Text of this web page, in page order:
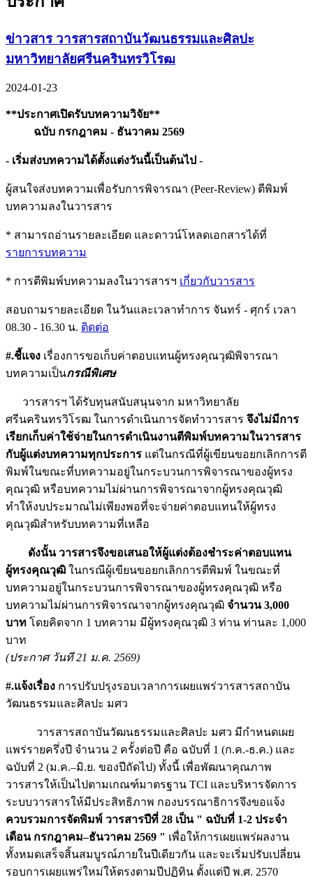
ข่าวสาร วารสารสถาบันวัฒนธรรมและศิลปะ
มหาวิทยาลัยศรีนครินทรวิโรฒ
2024-01-23
**ประกาศเปิดรับบทความวิจัย**
ฉบับ กรกฎาคม - ธันวาคม 2569
- เริ่มส่งบทความได้ตั้งแต่งวันนี้เป็นต้นไป -
ผู้สนใจส่งบทความเพื่อรับการพิจารณา (Peer-Review) ตีพิมพ์
บทความลงในวารสาร
* สามารถอ่านรายละเอียด และดาวน์โหลดเอกสารได้ที่
รายการบทความ
* การตีพิมพ์บทความลงในวารสารฯ เกี่ยวกับวารสาร
สอบถามรายละเอียด ในวันและเวลาทำการ จันทร์ - ศุกร์ เวลา
08.30 - 16.30 น. ติดต่อ
#.ชี้แจง เรื่องการขอเก็บค่าตอบแทนผู้ทรงคุณวุฒิพิจารณา
บทความเป็นกรณีพิเศษ
วารสารฯ ได้รับทุนสนับสนุนจาก มหาวิทยาลัย
ศรีนครินทรวิโรฒ ในการดำเนินการจัดทำวารสาร จึงไม่มีการ
เรียกเก็บค่าใช้จ่ายในการดำเนินงานตีพิมพ์บทความในวารสาร
กับผู้แต่งบทความทุกประการ แต่ในกรณีที่ผู้เขียนขอยกเลิกการตี
พิมพ์ในขณะที่บทความอยู่ในกระบวนการพิจารณาของผู้ทรง
คุณวุฒิ หรือบทความไม่ผ่านการพิจารณาจากผู้ทรงคุณวุฒิ
ทำให้งบประมาณไม่เพียงพอที่จะจ่ายค่าตอบแทนให้ผู้ทรง
คุณวุฒิสำหรับบทความที่เหลือ
ดังนั้น วารสารจึงขอเสนอให้ผู้แต่งต้องชำระค่าตอบแทน
ผู้ทรงคุณวุฒิ ในกรณีผู้เขียนขอยกเลิกการตีพิมพ์ ในขณะที่
บทความอยู่ในกระบวนการพิจารณาของผู้ทรงคุณวุฒิ หรือ
บทความไม่ผ่านการพิจารณาจากผู้ทรงคุณวุฒิ จำนวน 3,000
บาท โดยคิดจาก 1 บทความ มีผู้ทรงคุณวุฒิ 3 ท่าน ท่านละ 1,000
บาท
(ประกาศ วันที 21 ม.ค. 2569)
#.แจ้งเรื่อง การปรับปรุงรอบเวลาการเผยแพร่วารสารสถาบัน
วัฒนธรรมและศิลปะ มศว
วารสารสถาบันวัฒนธรรมและศิลปะ มศว มีกำหนดเผย
แพร่รายครึ่งปี จำนวน 2 ครั้งต่อปี คือ ฉบับที่ 1 (ก.ค.-ธ.ค.) และ
ฉบับที่ 2 (ม.ค.–มิ.ย. ของปีถัดไป) ทั้งนี้ เพื่อพัฒนาคุณภาพ
วารสารให้เป็นไปตามเกณฑ์มาตรฐาน TCI และบริหารจัดการ
ระบบวารสารให้มีประสิทธิภาพ กองบรรณาธิการจึงขอแจ้ง
ควบรวมการจัดพิมพ์ วารสารปีที่ 28 เป็น " ฉบับที่ 1-2 ประจำ
เดือน กรกฎาคม–ธันวาคม 2569 " เพื่อให้การเผยแพร่ผลงาน
ทั้งหมดเสร็จสิ้นสมบูรณ์ภายในปีเดียวกัน และจะเริ่มปรับเปลี่ยน
รอบการเผยแพร่ใหม่ให้ตรงตามปีปฏิทิน ตั้งแต่ปี พ.ศ. 2570